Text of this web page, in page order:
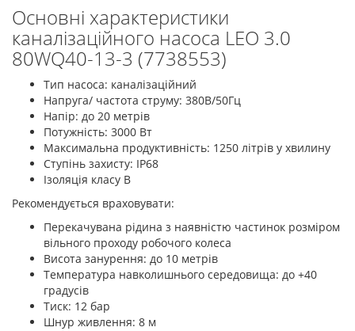
Основні характеристики
каналізаційного насоса LEO 3.0
80WQ40-13-3 (7738553)
Тип насоса: каналізаційний
Напруга/ частота струму: 380В/50Гц
Напір: до 20 метрів
Потужність: 3000 Вт
Максимальна продуктивність: 1250 літрів у хвилину
Ступінь захисту: IP68
Ізоляція класу В
Рекомендується враховувати:
Перекачувана рідина з наявністю частинок розміром
вільного проходу робочого колеса
Висота занурення: до 10 метрів
Температура навколишнього середовища: до +40
градусів
Тиск: 12 бар
Шнур живлення: 8 м